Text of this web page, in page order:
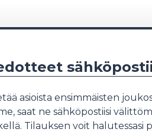
asioista ensimmäisten
saat ne sähköpostiisi
Tilauksen voit halutessasi